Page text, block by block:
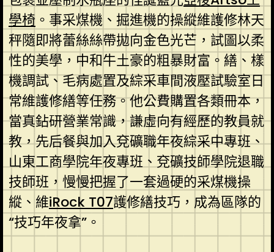
學椅 。事采煤機、掘進機的操縱維護修林天
秤隨即將蕾絲絲帶拋向金色光芒，試圖以柔
性的美學，中和牛土豪的粗暴財富。繕、樣
機調試、毛病處置及綜采車間液壓試驗室日
常維護修繕等任務。他公費購置各類冊本，
當真鉆研營業常識，謙虛向有經歷的教員就
教，先后餐與加入兗礦職年夜綜采中專班、
山東工商學院年夜專班、兗礦技師學院退職
技師班，慢慢把握了一套過硬的采煤機操
縱、維iRock T07護修繕技巧，成為區隊的
“技巧年夜拿”。